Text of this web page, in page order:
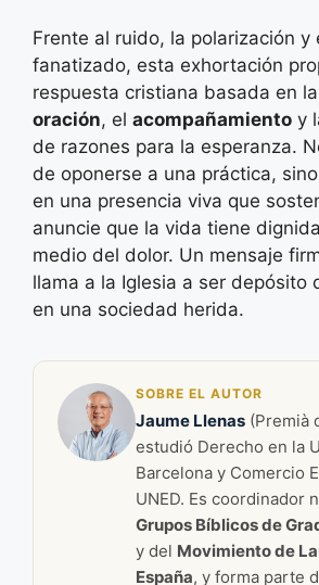
Frente al ruido, la polarización y
fanatizado, esta exhortación
respuesta cristiana basada en la
oración, el acompañamiento y
de razones para la esperanza.
de oponerse a una práctica,
en una presencia viva que
anuncie que la vida tiene
medio del dolor. Un mensaje
llama a la Iglesia a ser depósito
en una sociedad herida.
SOBRE EL AUTOR
Jaume Llenas (Premià
estudió Derecho en la
Barcelona y Comercio
UNED. Es coordinador
Grupos Bíblicos de
y del Movimiento de
España, y forma parte